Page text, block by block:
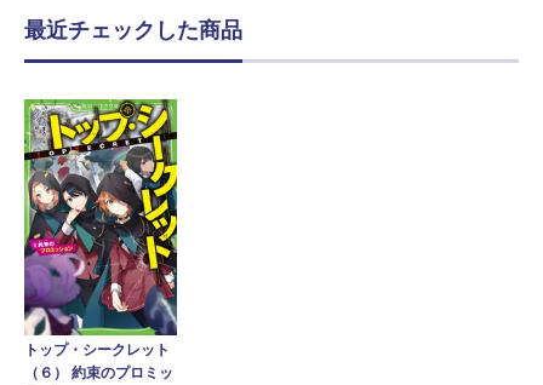
最近チェックした商品
トップ・シークレット
（６） 約束のプロミッ